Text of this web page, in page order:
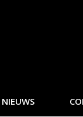
NIEUWS